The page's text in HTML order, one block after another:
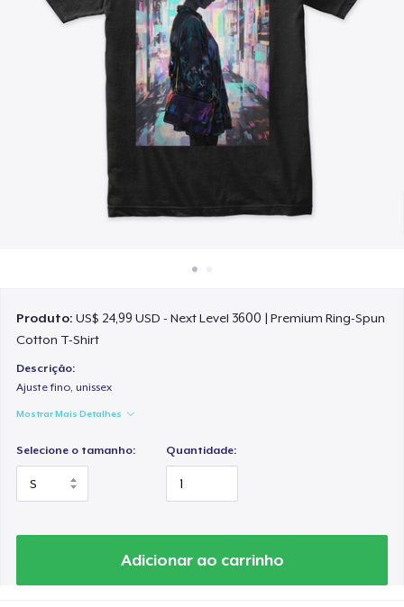
Venda em todo lugar
Venda qualquer coisa
Produto:US$ 24,99 USD - Next Level 3600 | Premium Ring-Spun
Cotton T-Shirt
Descrição:
Ajuste fino, unissex
Mostrar Mais Detalhes
Selecione o tamanho: Quantidade:
Adicionar ao carrinho